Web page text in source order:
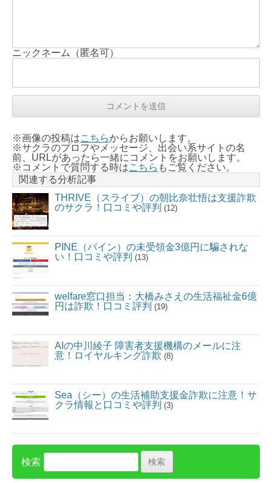
ニックネーム（匿名可）
※画像の投稿はこちらからお願いします。
※サクラのプロフやメッセージ、出会い系サイトの名
前、URLがあったら一緒にコメントをお願いします。
※コメントで質問する時はこちら もご覧ください。
関連する分析記事
THRIVE（スライブ）の朝比奈壮悟は支援詐欺
のサクラ！口コミや評判 (12)
PINE（パイン）の未受領金3億円に騙されな
い！口コミや評判 (13)
welfare窓口担当：大橋みさえの生活福祉金6億
円は詐欺！口コミ評判 (19)
AIの中川綾子 障害者支援機構のメールに注
意！ロイヤルキング詐欺 (8)
Sea（シー）の生活補助支援金詐欺に注意！サ
クラ情報と口コミや評判 (3)
検索